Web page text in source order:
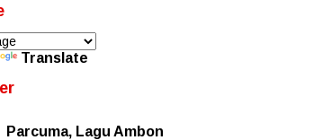
Translate
Parcuma, Lagu Ambon